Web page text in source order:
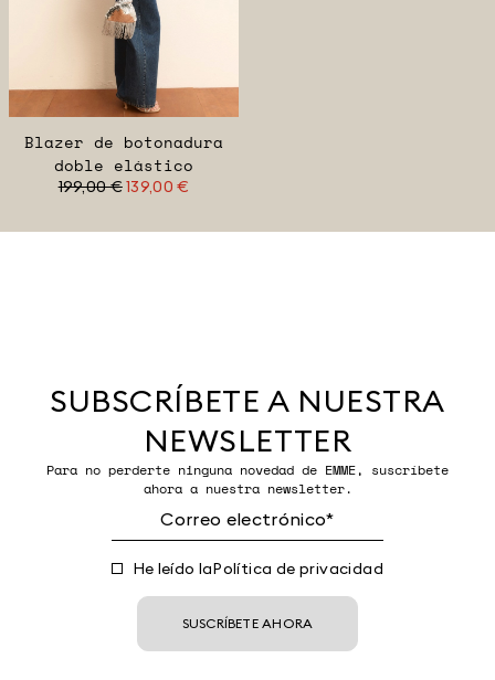
Blazer de botonadura
doble elástico
199,00 €139,00 €
SUBSCRÍBETE A NUESTRA
NEWSLETTER
Para no perderte ninguna novedad de EMME, suscríbete
ahora a nuestra newsletter.
He leído laPolítica de privacidad
SUSCRÍBETE AHORA